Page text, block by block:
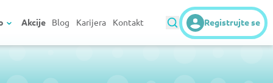
Akcije Blog Karijera Kontakt Registrujte se